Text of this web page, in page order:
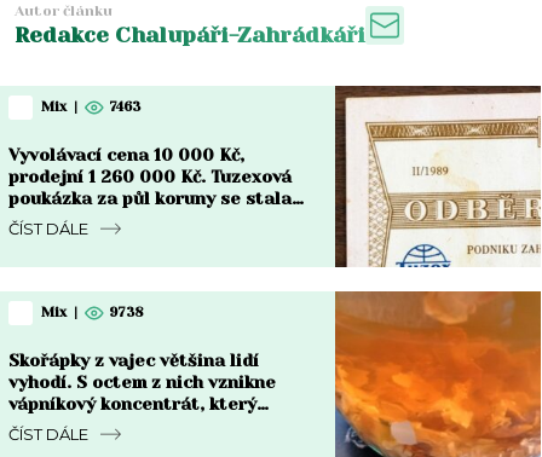
Autor článku
Redakce Chalupáři-Zahrádkáři
Mix 7463
Vyvolávací cena 10 000 Kč,
prodejní 1 260 000 Kč. Tuzexová
poukázka za půl koruny se stala
nejdražším bonem v české historii
ČÍST DÁLE
Mix 9738
Skořápky z vajec většina lidí
vyhodí. S octem z nich vznikne
vápníkový koncentrát, který
chřadnoucím rostlinám vrátí sílu
ČÍST DÁLE